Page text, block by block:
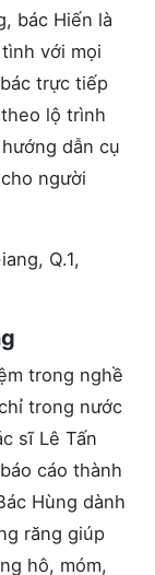
bác Hiến là
với mọi
trực tiếp
lộ trình
dẫn cụ
người
Q.1,
trong nghề
trong nước
sĩ Lê Tấn
cáo thành
Hùng dành
răng giúp
hô, móm,